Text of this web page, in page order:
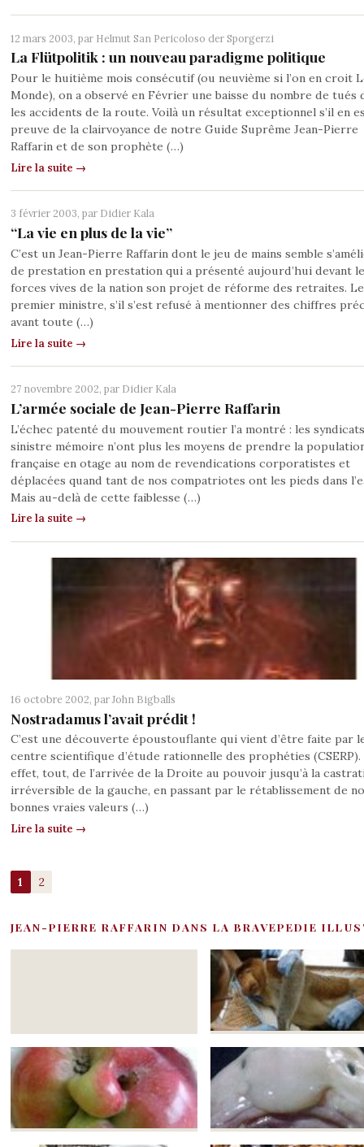
12 mars 2003, par Helmut San Pericoloso der Sporgerzi
La Flütpolitik : un nouveau paradigme politique
Pour le huitième mois consécutif (ou neuvième si l’on en croit
Monde), on a observé en Février une baisse du nombre de tués
les accidents de la route. Voilà un résultat exceptionnel s’il en
preuve de la clairvoyance de notre Guide Suprême Jean-Pierre
Raffarin et de son prophète (…)
Lire la suite →
3 février 2003, par Didier Kala
“La vie en plus de la vie”
C’est un Jean-Pierre Raffarin dont le jeu de mains semble
de prestation en prestation qui a présenté aujourd’hui devant
forces vives de la nation son projet de réforme des retraites. Le
premier ministre, s’il s’est refusé à mentionner des chiffres
avant toute (…)
Lire la suite →
27 novembre 2002, par Didier Kala
L’armée sociale de Jean-Pierre Raffarin
L’échec patenté du mouvement routier l’a montré : les
sinistre mémoire n’ont plus les moyens de prendre la
française en otage au nom de revendications corporatistes et
déplacées quand tant de nos compatriotes ont les pieds dans
Mais au-delà de cette faiblesse (…)
Lire la suite →
16 octobre 2002, parJohn Bigballs
Nostradamus l’avait prédit !
C’est une découverte époustouflante qui vient d’être faite par
centre scientifique d’étude rationnelle des prophéties (CSERP).
effet, tout, de l’arrivée de la Droite au pouvoir jusqu’à la
irréversible de la gauche, en passant par le rétablissement de
bonnes vraies valeurs (…)
Lire la suite →
1 2
JEAN-PIERRE RAFFARIN DANS LA BRAVEPEDIE